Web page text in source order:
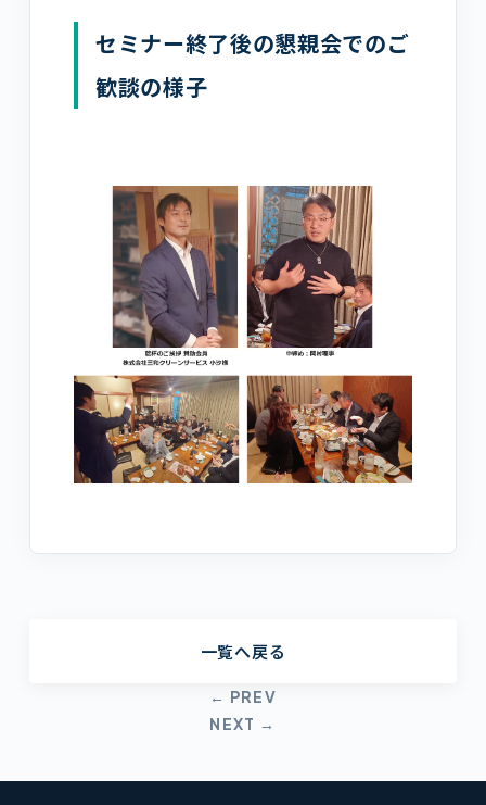
セミナー終了後の懇親会でのご
歓談の様子
← PREV
一覧へ戻る
NEXT →